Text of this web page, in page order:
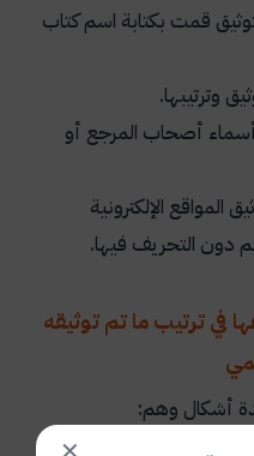
قمت بكتابة اسم كتاب
وترتيبها.
أصحاب المرجع أو
المواقع الإلكترونية
دون التحريف فيها.
في ترتيب ما تم توثيقه
أشكال وهم: